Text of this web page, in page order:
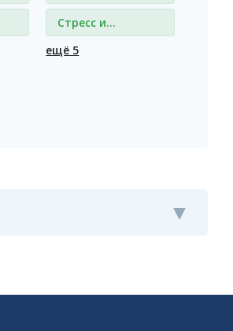
чувства
Стресс и
депрессия
ещё 5